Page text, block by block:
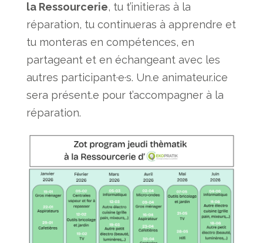
la Ressourcerie, tu t’initieras à la
réparation, tu continueras à apprendre et
tu monteras en compétences, en
partageant et en échangeant avec les
autres participant·e·s. Un.e animateur.ice
sera présent.e pour t’accompagner à la
réparation.